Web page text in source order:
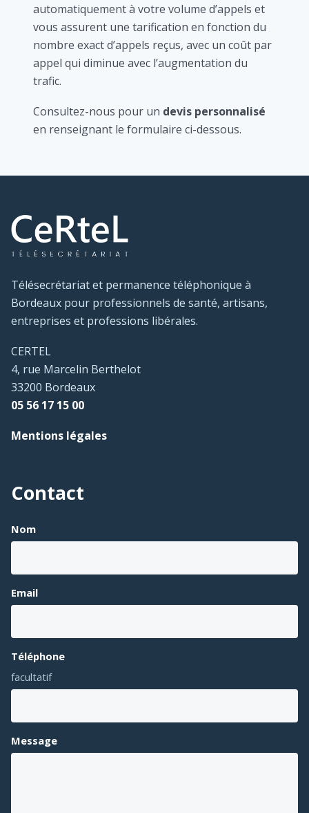
automatiquement à votre volume d’appels et
vous assurent une tarification en fonction du
nombre exact d’appels reçus, avec un coût par
appel qui diminue avec l’augmentation du
trafic.
Consultez-nous pour un devis personnalisé
en renseignant le formulaire ci-dessous.
Télésecrétariat et permanence téléphonique à
Bordeaux pour professionnels de santé, artisans,
entreprises et professions libérales.
CERTEL
4, rue Marcelin Berthelot
33200 Bordeaux
05 56 17 15 00
Mentions légales
Contact
Nom
Email
Téléphone
facultatif
Message